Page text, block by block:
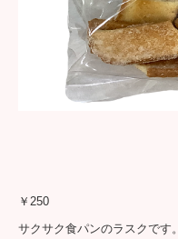
￥250
サクサク食パンのラスクです。